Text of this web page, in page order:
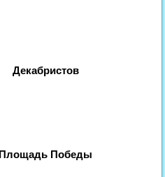
Декабристов
Площадь Победы